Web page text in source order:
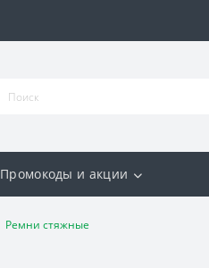
Промокоды и акции
Ремни стяжные